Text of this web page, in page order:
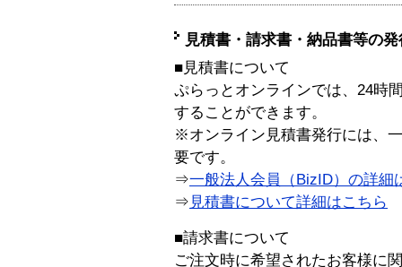
見積書・請求書・納品書等の
■見積書について
ぷらっとオンラインでは、24時
することができます。
※オンライン見積書発行には、
要です。
⇒一般法人会員（BizID）の詳細
⇒ 見積書について詳細はこちら
■請求書について
ご注文時に希望されたお客様に